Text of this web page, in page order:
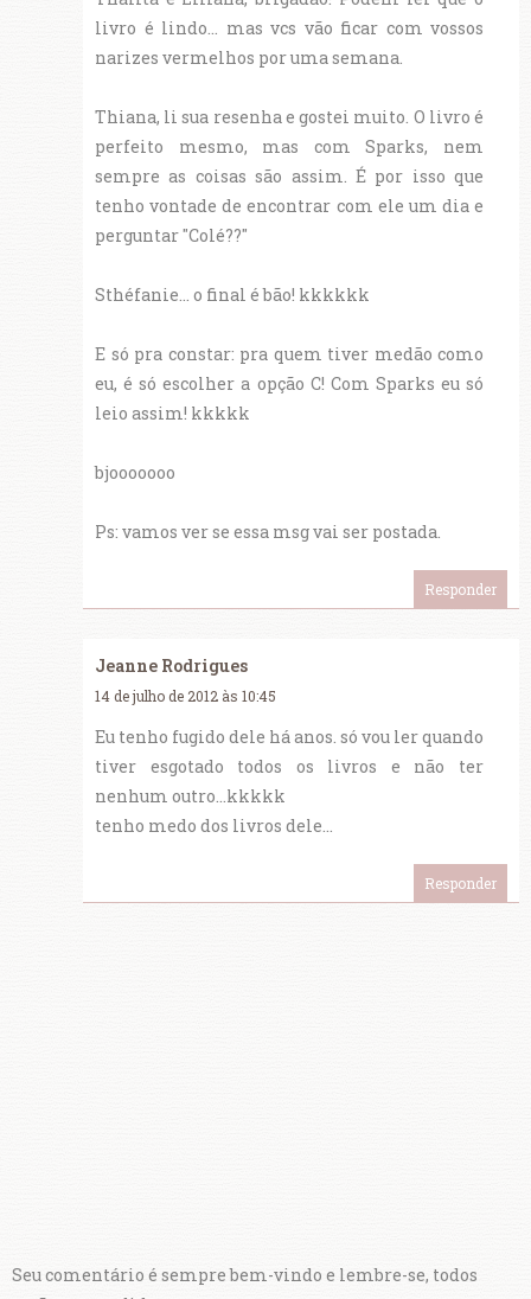
livro é lindo... mas vcs vão ficar com vossos
narizes vermelhos por uma semana.
Thiana, li sua resenha e gostei muito. O livro é
perfeito mesmo, mas com Sparks, nem
sempre as coisas são assim. É por isso que
tenho vontade de encontrar com ele um dia e
perguntar "Colé??"
Sthéfanie... o final é bão! kkkkkk
E só pra constar: pra quem tiver medão como
eu, é só escolher a opção C! Com Sparks eu só
leio assim! kkkkk
bjooooooo
Ps: vamos ver se essa msg vai ser postada.
Responder
Jeanne Rodrigues
14 de julho de 2012 às 10:45
Eu tenho fugido dele há anos. só vou ler quando
tiver esgotado todos os livros e não ter
nenhum outro...kkkkk
tenho medo dos livros dele...
Responder
Seu comentário é sempre bem-vindo e lembre-se, todos